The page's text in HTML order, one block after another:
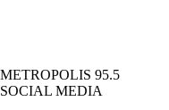
METROPOLIS 95.5
SOCIAL MEDIA